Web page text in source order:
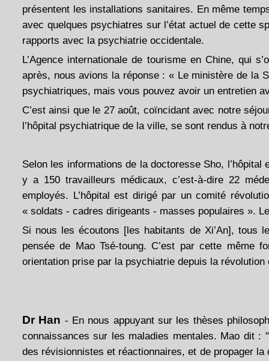
présentent les installations sanitaires. En même
avec quelques psychiatres sur l’état actuel de cette
rapports avec la psychiatrie occidentale.
L’Agence internationale de tourisme en Chine, qui
après, nous avions la réponse : « Le ministère de la
psychiatriques, mais vous pouvez avoir un entretien
C’est ainsi que le 27 août, coïncidant avec notre
l’hôpital psychiatrique de la ville, se sont rendus à
Selon les informations de la doctoresse Sho,
y a 150 travailleurs médicaux, c’est-à-dire 22
employés. L’hôpital est dirigé par un comité
« soldats - cadres dirigeants - masses populaires ».
Si nous les écoutons [les habitants de Xi’An], tous
pensée de Mao Tsé-toung. C’est par cette même
orientation prise par la psychiatrie depuis la révolution
Dr Han - En nous appuyant sur les thèses
connaissances sur les maladies mentales. Mao dit
des révisionnistes et réactionnaires, et de propager